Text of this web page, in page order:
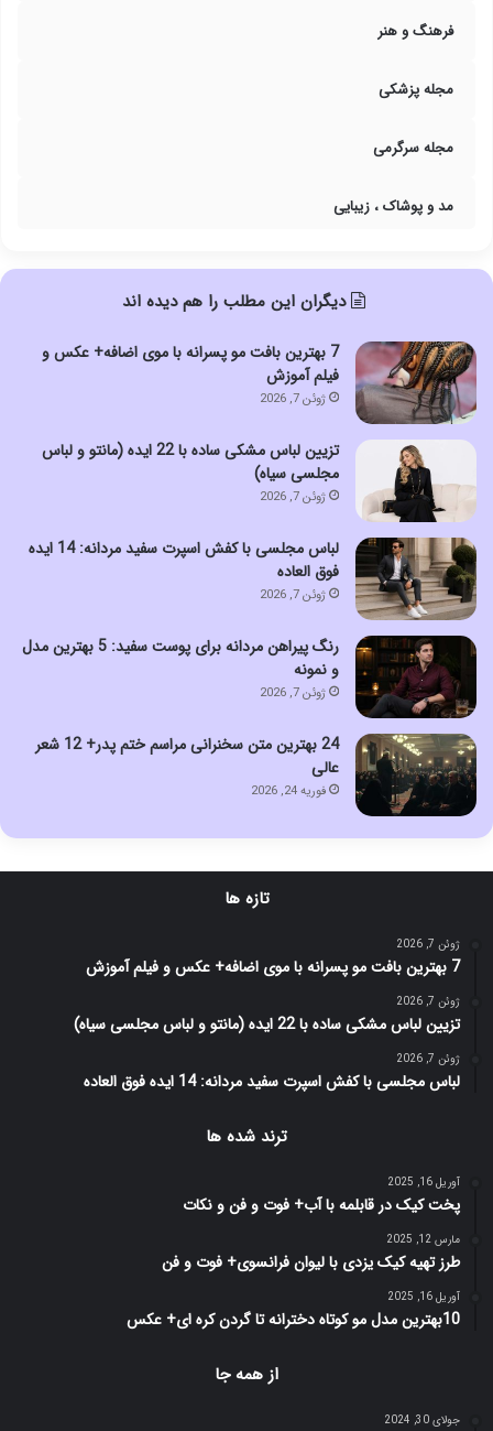
فرهنگ و هنر
مجله پزشکی
مجله سرگرمی
مد و پوشاک ، زیبایی
دیگران این مطلب را هم دیده اند
7 بهترین بافت مو پسرانه با موی اضافه+ عکس و
فیلم آموزش
ژوئن 7, 2026
تزیین لباس مشکی ساده با 22 ایده (مانتو و لباس
مجلسی سیاه)
ژوئن 7, 2026
لباس مجلسی با کفش اسپرت سفید مردانه: 14 ایده
فوق العاده
ژوئن 7, 2026
رنگ پیراهن مردانه برای پوست سفید: 5 بهترین مدل
و نمونه
ژوئن 7, 2026
24 بهترین متن سخنرانی مراسم ختم پدر+ 12 شعر
عالی
فوریه 24, 2026
تازه ها
ژوئن 7, 2026
7 بهترین بافت مو پسرانه با موی اضافه+ عکس و فیلم آموزش
ژوئن 7, 2026
تزیین لباس مشکی ساده با 22 ایده (مانتو و لباس مجلسی سیاه)
ژوئن 7, 2026
لباس مجلسی با کفش اسپرت سفید مردانه: 14 ایده فوق العاده
ترند شده ها
آوریل 16, 2025
پخت کیک در قابلمه با آب+ فوت و فن و نکات
مارس 12, 2025
طرز تهیه کیک یزدی با لیوان فرانسوی+ فوت و فن
آوریل 16, 2025
10بهترین مدل مو کوتاه دخترانه تا گردن کره ای+ عکس
از همه جا
جولای 30, 2024